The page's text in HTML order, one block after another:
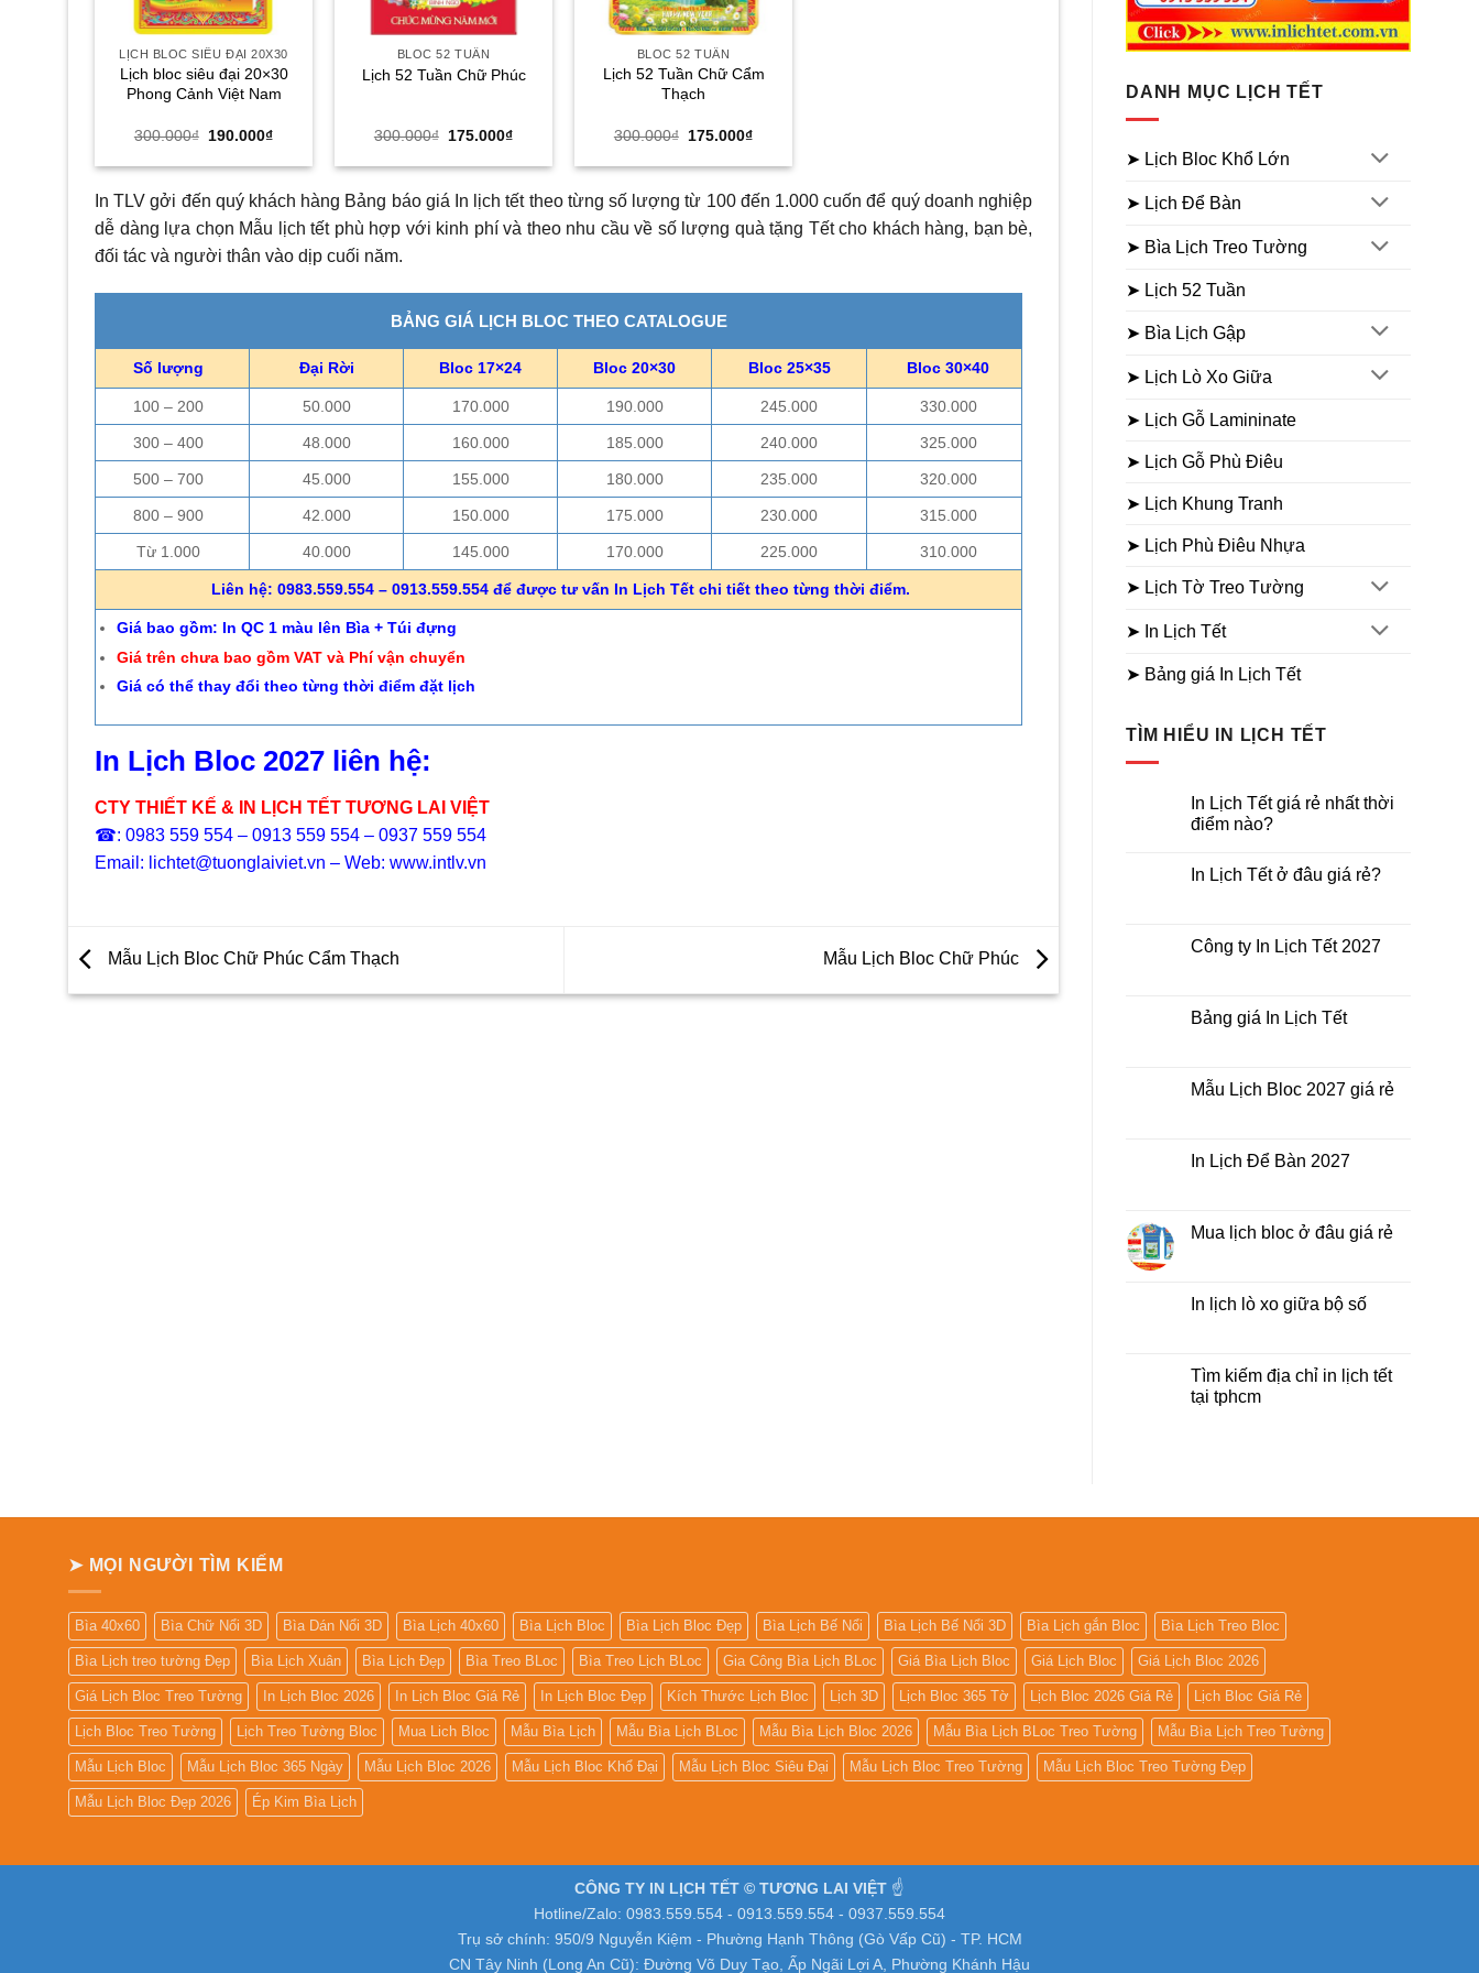
LỊCH BLOC SIÊU ĐẠI 20X30
Lịch bloc siêu đại 20×30
Phong Cảnh Việt Nam
300.000₫ Giá
là:
190.000₫Giá
tại
190.000₫.
BLOC 52 TUẦN
Lịch 52 Tuần Chữ Phúc
300.000₫ Giá
là:
175.000₫Giá
tại
175.000₫.
BLOC 52 TUẦN
Lịch 52 Tuần Chữ Cẩm
Thạch
300.000₫ Giá
là:
175.000₫Giá
tại
175.000₫.
250.000₫ Giá
gốc
là:
160.000₫Giá
hiện
tại
160.000₫.
250.000₫ Giá
gốc
là:
170.000
In TLV gởi đến quý khách hàng Bảng báo giá In lịch tết theo từng số lượng từ 100 đến 1.000 cuốn để quý doanh nghiệp
dễ dàng lựa chọn Mẫu lịch tết phù hợp với kinh phí và theo nhu cầu về số lượng quà tặng Tết cho khách hàng, bạn bè,
đối tác và người thân vào dịp cuối năm.
BẢNG GIÁ LỊCH BLOC THEO CATALOGUE
Số lượng Đại Rời Bloc 17×24 Bloc 20×30 Bloc 25×35 Bloc 30×40
100 – 200 50.000 170.000 190.000 245.000 330.000
300 – 400 48.000 160.000 185.000 240.000 325.000
500 – 700 45.000 155.000 180.000 235.000 320.000
800 – 900 42.000 150.000 175.000 230.000 315.000
Từ 1.000 40.000 145.000 170.000 225.000 310.000
Liên hệ: 0983.559.554 – 0913.559.554 để được tư vấn In Lịch Tết chi tiết theo từng thời điểm.
Giá bao gồm: In QC 1 màu lên Bìa + Túi đựng
Giá trên chưa bao gồm VAT và Phí vận chuyển
Giá có thể thay đổi theo từng thời điểm đặt lịch
In Lịch Bloc 2027 liên hệ:
CTY THIẾT KẾ & IN LỊCH TẾT TƯƠNG LAI VIỆT
☎: 0983 559 554 – 0913 559 554 – 0937 559 554
Email: lichtet@tuonglaiviet.vn – Web: www.intlv.vn
Mẫu Lịch Bloc Chữ Phúc Cẩm Thạch Mẫu Lịch Bloc Chữ Phúc
DANH MỤC LỊCH TẾT
➤ Lịch Bloc Khổ Lớn
➤ Lịch Để Bàn
➤ Bìa Lịch Treo Tường
➤ Lịch 52 Tuần
➤ Bìa Lịch Gập
➤ Lịch Lò Xo Giữa
➤ Lịch Gỗ Lamininate
➤ Lịch Gỗ Phù Điêu
➤ Lịch Khung Tranh
➤ Lịch Phù Điêu Nhựa
➤ Lịch Tờ Treo Tường
➤ In Lịch Tết
➤ Bảng giá In Lịch Tết
TÌM HIỂU IN LỊCH TẾT
In Lịch Tết giá rẻ nhất thời
điểm nào?
bình
Tết
điểm
In Lịch Tết ở đâu giá rẻ?
luận
ở
ở
đâu
Công ty In Lịch Tết 2027
luận
ở
Lịch
Tết
Bảng giá In Lịch Tết
luận
ở
Lịch
Tết
Mẫu Lịch Bloc 2027 giá rẻ
luận
ở
2027
giá
In Lịch Để Bàn 2027
luận
ở
Bàn
2027
Mua lịch bloc ở đâu giá rẻ
luận
ở
ở
đâu
giá
In lịch lò xo giữa bộ số
luận
ở
In
Tìm kiếm địa chỉ in lịch tết
tại tphcm
địa
➤ MỌI NGƯỜI TÌM KIẾM
Bìa 40x60 Bìa Chữ Nổi 3D Bìa Dán Nổi 3D Bìa Lịch 40x60 Bìa Lịch Bloc Bìa Lịch Bloc Đẹp Bìa Lịch Bế Nổi Bìa Lịch Bế Nổi 3D Bìa Lịch gắn Bloc Bìa Lịch Treo Bloc
Bìa Lịch treo tường Đẹp Bìa Lịch Xuân Bìa Lịch Đẹp Bìa Treo BLoc Bìa Treo Lịch BLoc Gia Công Bìa Lịch BLoc Giá Bìa Lịch Bloc Giá Lịch Bloc Giá Lịch Bloc 2026
Giá Lịch Bloc Treo Tường In Lịch Bloc 2026 In Lịch Bloc Giá Rẻ In Lịch Bloc Đẹp Kích Thước Lịch Bloc Lịch 3D Lịch Bloc 365 Tờ Lịch Bloc 2026 Giá Rẻ Lịch Bloc Giá Rẻ
Lịch Bloc Treo Tường Lịch Treo Tường Bloc Mua Lich Bloc Mẫu Bìa Lịch Mẫu Bìa Lịch BLoc Mẫu Bìa Lịch Bloc 2026 Mẫu Bìa Lịch BLoc Treo Tường Mẫu Bìa Lịch Treo Tường
Mẫu Lịch Bloc Mẫu Lịch Bloc 365 Ngày Mẫu Lịch Bloc 2026 Mẫu Lịch Bloc Khổ Đại Mẫu Lịch Bloc Siêu Đại Mẫu Lịch Bloc Treo Tường Mẫu Lịch Bloc Treo Tường Đẹp
Mẫu Lịch Bloc Đẹp 2026 Ép Kim Bìa Lịch
CÔNG TY IN LỊCH TẾT © TƯƠNG LAI VIỆT ☝️
Hotline/Zalo: 0983.559.554 - 0913.559.554 - 0937.559.554
Trụ sở chính: 950/9 Nguyễn Kiệm - Phường Hạnh Thông (Gò Vấp Cũ) - TP. HCM
CN Tây Ninh (Long An Cũ): Đường Võ Duy Tạo, Ấp Ngãi Lợi A, Phường Khánh Hậu